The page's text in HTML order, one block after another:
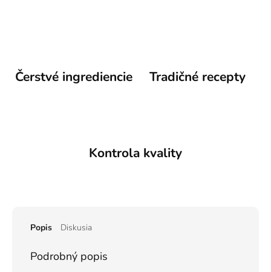
Čerstvé ingrediencie Tradičné recepty
Kontrola kvality
Popis Diskusia
Podrobný popis